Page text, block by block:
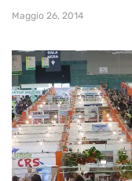
Maggio 26, 2014